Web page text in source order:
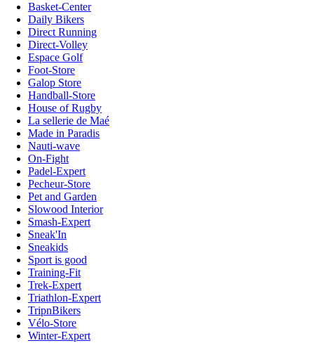
Basket-Center
Daily Bikers
Direct Running
Direct-Volley
Espace Golf
Foot-Store
Galop Store
Handball-Store
House of Rugby
La sellerie de Maé
Made in Paradis
Nauti-wave
On-Fight
Padel-Expert
Pecheur-Store
Pet and Garden
Slowood Interior
Smash-Expert
Sneak'In
Sneakids
Sport is good
Training-Fit
Trek-Expert
Triathlon-Expert
TripnBikers
Vélo-Store
Winter-Expert